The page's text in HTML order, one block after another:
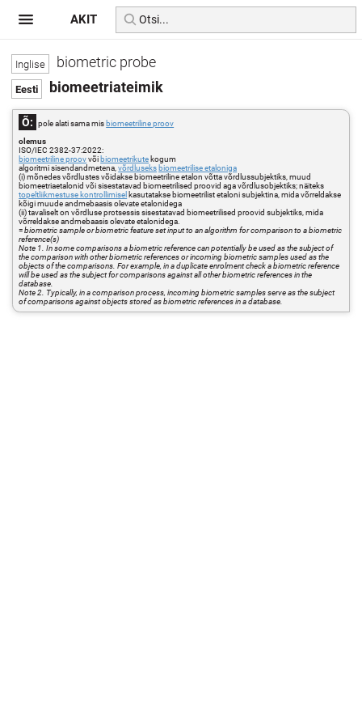
biometric probe
biomeetriateimik
Õ: pole alati sama mis biomeetriline proov
olemus
ISO/IEC 2382-37:2022:
biomeetriline proovvõi biomeetrikute kogum
algoritmi sisendandmetena,võrdluseks biomeetrilise etaloniga
(i) mõnedes võrdlustes võidakse biomeetriline etalon võtta võrdlussubjektiks, muud
biomeetriaetalonid või sisestatavad biomeetrilised proovid aga võrdlusobjektiks; näiteks
topeltliikmestuse kontrollimisel kasutatakse biomeetrilist etaloni subjektina, mida võrreldakse
kõigi muude andmebaasis olevate etalonidega
(ii) tavaliselt on võrdluse protsessis sisestatavad biomeetrilised proovid subjektiks, mida
võrreldakse andmebaasis olevate etalonidega.
=biometric sample or biometric feature set input to an algorithm for comparison to a biometric
reference(s)
Note 1. In some comparisons a biometric reference can potentially be used as the subject of
the comparison with other biometric references or incoming biometric samples used as the
objects of the comparisons. For example, in a duplicate enrolment check a biometric reference
will be used as the subject for comparisons against all other biometric references in the
database.
Note 2. Typically, in a comparison process, incoming biometric samples serve as the subject
of comparisons against objects stored as biometric references in a database.
AKIT